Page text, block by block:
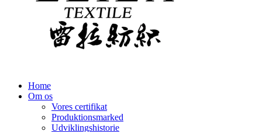
Home
Om os
Vores certifikat
Produktionsmarked
Udviklingshistorie